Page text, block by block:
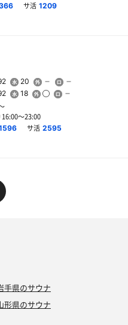
サ活 1209
20
18
16:00〜23:00
サ活 2595
手県のサウナ
形県のサウナ